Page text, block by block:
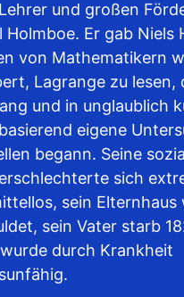
und großen
Holmboe. Er gab Niels
von Mathematikern
Lagrange zu lesen,
und in unglaublich
eigene
begann. Seine
sich
sein Elternhaus
sein Vater starb
durch Krankheit